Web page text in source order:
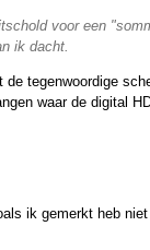
voor een
ik dacht.
tegenwoordige
waar de digital
ik gemerkt heb